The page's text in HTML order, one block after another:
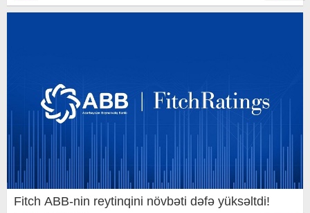
Fitch ABB-nin reytinqini növbəti dəfə yüksəltdi!